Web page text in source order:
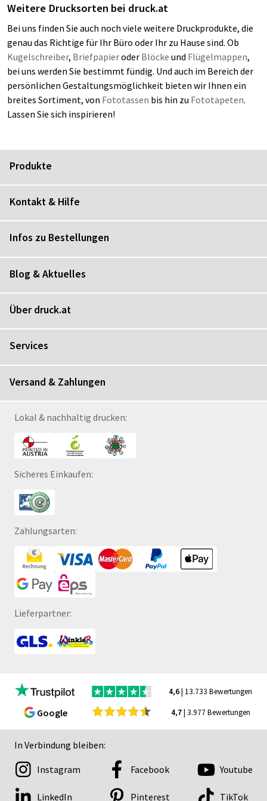
Weitere Drucksorten bei druck.at
Bei uns finden Sie auch noch viele weitere Druckprodukte, die
genau das Richtige für Ihr Büro oder Ihr zu Hause sind. Ob
Kugelschreiber, Briefpapieroder Blöcke und Flügelmappen,
bei uns werden Sie bestimmt fündig. Und auch im Bereich der
persönlichen Gestaltungsmöglichkeit bieten wir Ihnen ein
breites Sortiment, von Fototassen bis hin zu Fototapeten.
Lassen Sie sich inspirieren!
Produkte
Kontakt & Hilfe
Infos zu Bestellungen
Blog & Aktuelles
Über druck.at
Services
Versand & Zahlungen
Lokal & nachhaltig drucken:
Sicheres Einkaufen:
Zahlungsarten:
Lieferpartner:
4,6| 13.733 Bewertungen
Google 4,7| 3.977 Bewertungen
In Verbindung bleiben:
Instagram Facebook Youtube
LinkedIn Pinterest TikTok